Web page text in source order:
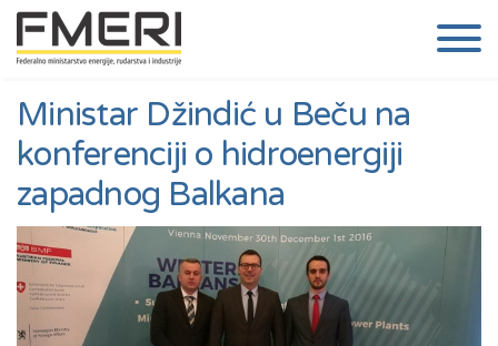
Ministar Džindić u Beču na
konferenciji o hidroenergiji
zapadnog Balkana